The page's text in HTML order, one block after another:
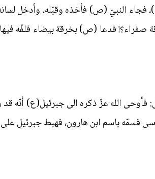
النبيّ (ص) فأخذه وقبّله، وأدخل
صفراء؟! فدعا (ص) بخرقة بيضاء فلفّه
الله عزّ ذكره الى جبرئيل(ع) أنّه قد
فسمّه باسم ابن هارون، فهبط جبرئيل على